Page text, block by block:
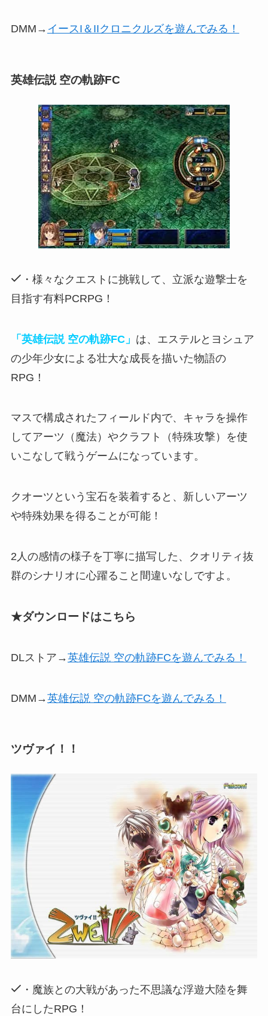
DMM→ イースI＆IIクロニクルズを遊んでみる！
英雄伝説 空の軌跡FC
・様々なクエストに挑戦して、立派な遊撃士を
目指す有料PCRPG！
「英雄伝説 空の軌跡FC」 は、エステルとヨシュア
の少年少女による壮大な成長を描いた物語の
RPG！
マスで構成された フィールド内で、キャラを操作
してアーツ（魔法）やクラフト（特殊攻撃）を使
いこなして戦う ゲームになっています。
クオーツという宝石を装着すると、新しいアーツ
や特殊効果を得ることが可能！
2人の感情の様子を丁寧に描写 した、クオリティ抜
群のシナリオに心躍ること間違いなしですよ。
★ダウンロードはこちら
DLストア→英雄伝説 空の軌跡FCを遊んでみる！
DMM→英雄伝説 空の軌跡FCを遊んでみる！
ツヴァイ！！
・魔族との大戦があった不思議な浮遊大陸を舞
台にしたRPG！